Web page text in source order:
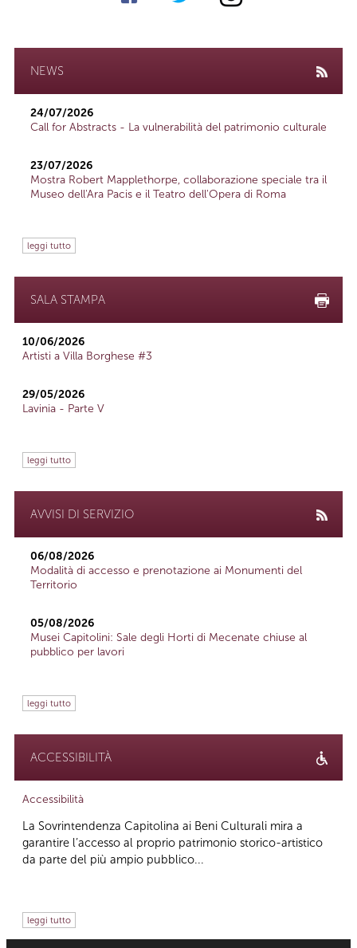
NEWS
24/07/2026
Call for Abstracts - La vulnerabilità del patrimonio culturale
23/07/2026
Mostra Robert Mapplethorpe, collaborazione speciale tra il
Museo dell'Ara Pacis e il Teatro dell'Opera di Roma
leggi tutto
SALA STAMPA
10/06/2026
Artisti a Villa Borghese #3
29/05/2026
Lavinia - Parte V
leggi tutto
AVVISI DI SERVIZIO
06/08/2026
Modalità di accesso e prenotazione ai Monumenti del
Territorio
05/08/2026
Musei Capitolini: Sale degli Horti di Mecenate chiuse al
pubblico per lavori
leggi tutto
ACCESSIBILITÀ
Accessibilità
La Sovrintendenza Capitolina ai Beni Culturali mira a
garantire l’accesso al proprio patrimonio storico-artistico
da parte del più ampio pubblico...
leggi tutto